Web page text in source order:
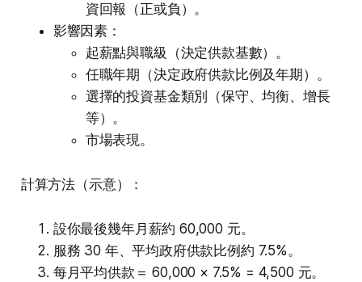
資回報（正或負）。
影響因素：
起薪點與職級（決定供款基數）。
任職年期（決定政府供款比例及年期）。
選擇的投資基金類別（保守、均衡、增長
等）。
市場表現。
計算方法（示意）：
設你最後幾年月薪約 60,000 元。
服務 30 年、平均政府供款比例約 7.5%。
每月平均供款＝ 60,000 × 7.5% = 4,500 元。